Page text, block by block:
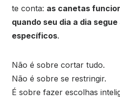
te conta: as canetas
quando seu dia a dia
específicos.
Não é sobre cortar tudo.
Não é sobre se restringir.
É sobre fazer escolhas